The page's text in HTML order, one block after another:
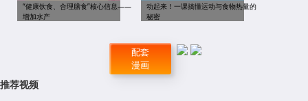
“健康饮食、合理膳食”核心信息——
增加水产
动起来！一课搞懂运动与食物热量的
秘密
配套
漫画
推荐视频